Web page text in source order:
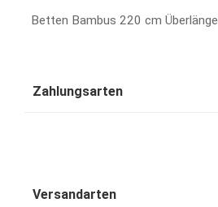
Betten Bambus 220 cm Überlänge
Zahlungsarten
Versandarten